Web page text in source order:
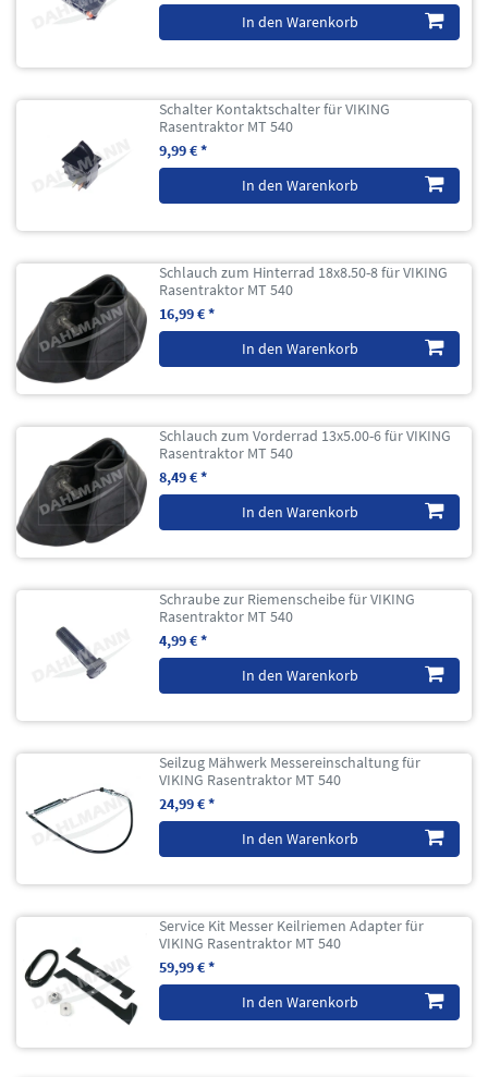
In den Warenkorb
Schalter Kontaktschalter für VIKING
Rasentraktor MT 540
9,99 € *
In den Warenkorb
Schlauch zum Hinterrad 18x8.50-8 für VIKING
Rasentraktor MT 540
16,99 € *
In den Warenkorb
Schlauch zum Vorderrad 13x5.00-6 für VIKING
Rasentraktor MT 540
8,49 € *
In den Warenkorb
Schraube zur Riemenscheibe für VIKING
Rasentraktor MT 540
4,99 € *
In den Warenkorb
Seilzug Mähwerk Messereinschaltung für
VIKING Rasentraktor MT 540
24,99 € *
In den Warenkorb
Service Kit Messer Keilriemen Adapter für
VIKING Rasentraktor MT 540
59,99 € *
In den Warenkorb